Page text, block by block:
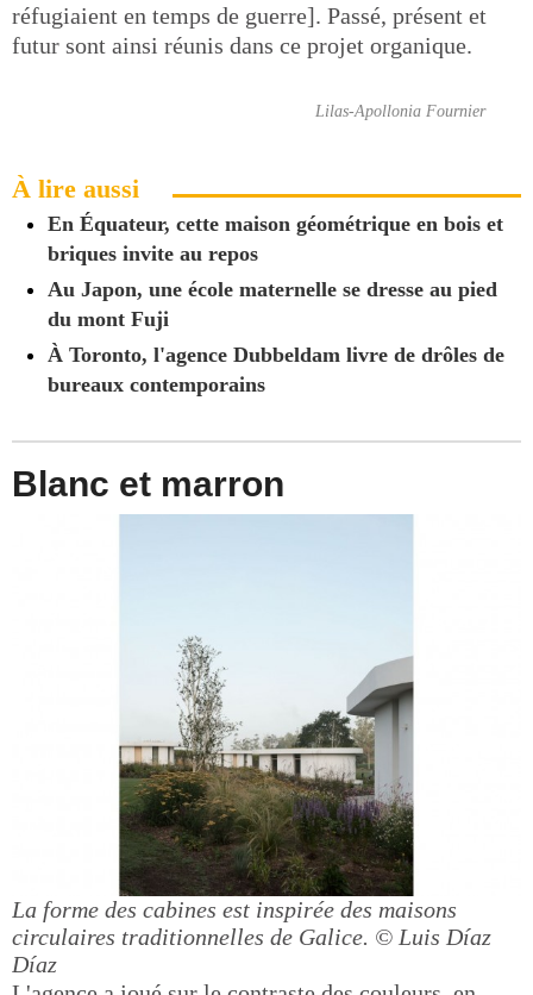
réfugiaient en temps de guerre]. Passé, présent et
futur sont ainsi réunis dans ce projet organique.
Lilas-Apollonia Fournier
À lire aussi
En Équateur, cette maison géométrique en bois et
briques invite au repos
Au Japon, une école maternelle se dresse au pied
du mont Fuji
À Toronto, l'agence Dubbeldam livre de drôles de
bureaux contemporains
Blanc et marron
La forme des cabines est inspirée des maisons
circulaires traditionnelles de Galice. © Luis Díaz
Díaz